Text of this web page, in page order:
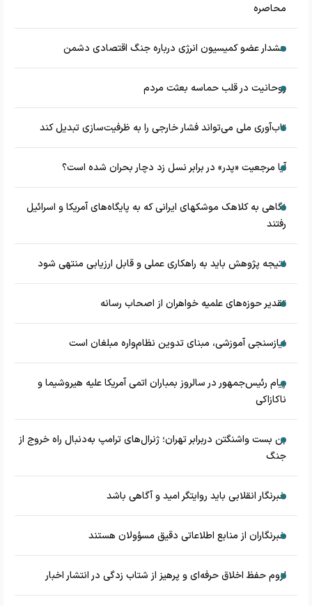
محاصره
هشدار عضو کمیسیون انرژی درباره جنگ اقتصادی دشمن
روحانیت در قلب حماسه بعثت مردم
تاب‌آوری ملی می‌تواند فشار خارجی را به ظرفیت‌سازی تبدیل کند
آیا مرجعیت «پدر» در برابر نسل زد دچار بحران شده است؟
نگاهی به کلاهک‎ موشک‎های ایرانی که به پایگاه‌های آمریکا و اسرائیل
رفتند
نتیجه پژوهش باید به راهکاری عملی و قابل ارزیابی منتهی شود
تقدیر حوزه‌های علمیه خواهران از اصحاب رسانه
نیازسنجی آموزشی، مبنای تدوین نظام‌واره مبلغان است
پیام رئیس‌جمهور در سالروز بمباران اتمی آمریکا علیه هیروشیما و
ناکازاکی
بن بست واشنگتن دربرابر تهران؛ ژنرال‌های ترامپ به‌دنبال راه خروج از
جنگ
خبرنگار انقلابی باید روایتگر امید و آگاهی باشد
خبرنگاران از منابع اطلاعاتی دقیق مسؤولان هستند
لزوم حفظ اخلاق حرفه‌ای و پرهیز از شتاب زدگی در انتشار اخبار